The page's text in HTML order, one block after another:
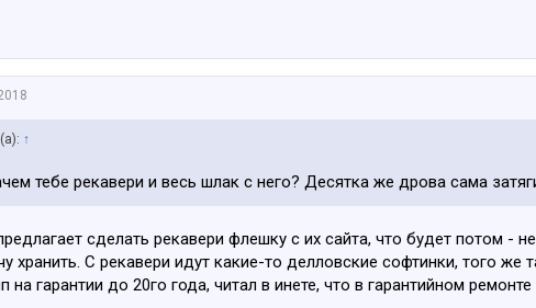
↑
тебе рекавери и весь шлак с него? Десятка же дрова сама
сделать рекавери флешку с их сайта, что будет потом -
хранить. С рекавери идут какие-то делловские софтинки, того
на гарантии до 20го года, читал в инете, что в гарантийном